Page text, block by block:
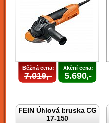
Běžná cena:
7.019,-
Akční cena:
5.690,-
FEIN Úhlová bruska CG
17-150